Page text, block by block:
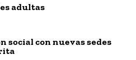
adultas
social con nuevas sedes